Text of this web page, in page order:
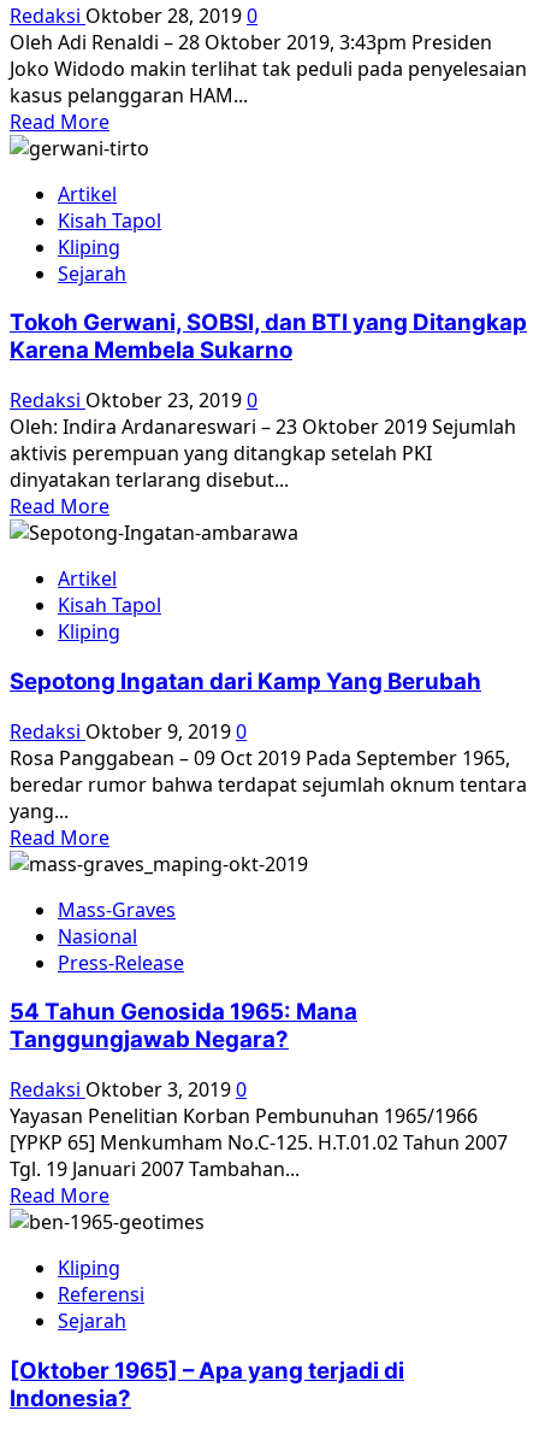
Redaksi Oktober 28, 20190
Oleh Adi Renaldi – 28 Oktober 2019, 3:43pm Presiden
Joko Widodo makin terlihat tak peduli pada penyelesaian
kasus pelanggaran HAM...
Read MoreRead
more
Jagal
Bernama
Anwar
Congo
Telah
Pergi,
Luka
Tragedi
1965
Tetap
Tak
Terobati
Artikel
Kisah Tapol
Kliping
Sejarah
Tokoh Gerwani, SOBSI, dan BTI yang Ditangkap
Karena Membela Sukarno
Redaksi Oktober 23, 20190
Oleh: Indira Ardanareswari – 23 Oktober 2019 Sejumlah
aktivis perempuan yang ditangkap setelah PKI
dinyatakan terlarang disebut...
Read MoreRead
more
Tokoh
Gerwani,
SOBSI,
BTI
Ditangkap
Karena
Membela
Artikel
Kisah Tapol
Kliping
Sepotong Ingatan dari Kamp Yang Berubah
Redaksi Oktober 9, 20190
Rosa Panggabean – 09 Oct 2019 Pada September 1965,
beredar rumor bahwa terdapat sejumlah oknum tentara
yang...
Read MoreRead
more
Sepotong
Ingatan
dari
Yang
Berubah
Mass-Graves
Nasional
Press-Release
54 Tahun Genosida 1965: Mana
Tanggungjawab Negara?
Redaksi Oktober 3, 20190
Yayasan Penelitian Korban Pembunuhan 1965/1966
[YPKP 65] Menkumham No.C-125. H.T.01.02 Tahun 2007
Tgl. 19 Januari 2007 Tambahan...
Read MoreRead
more
54
Tahun
Genosida
Mana
Tanggungjawab
Kliping
Referensi
Sejarah
[Oktober 1965] – Apa yang terjadi di
Indonesia?